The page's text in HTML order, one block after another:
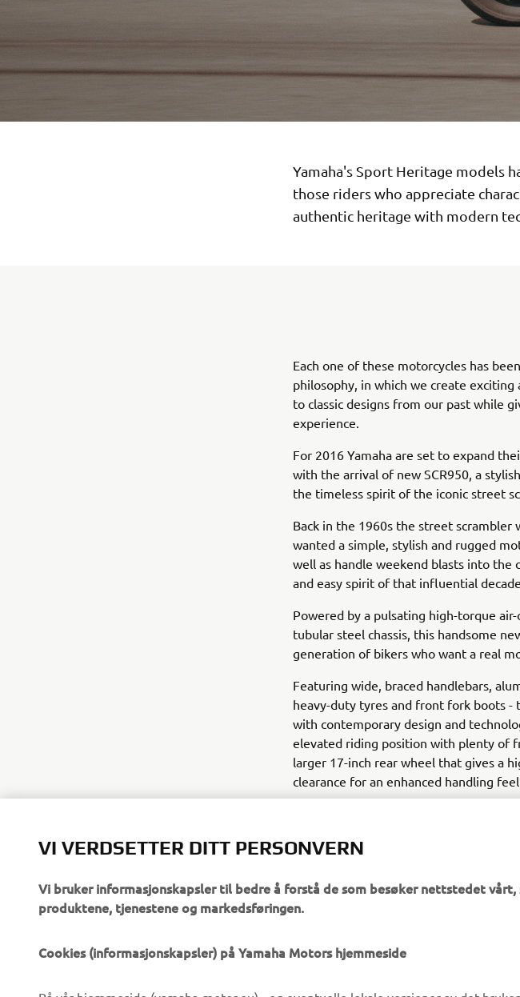
Yamaha's Sport Heritage models
those riders who appreciate
authentic heritage with modern
Each one of these motorcycles has
philosophy, in which we create
to classic designs from our past while
experience.
For 2016 Yamaha are set to expand
with the arrival of new SCR950, a
the timeless spirit of the iconic street
Back in the 1960s the street
wanted a simple, stylish and rugged
well as handle weekend blasts into
and easy spirit of that influential
Powered by a pulsating high-torque
tubular steel chassis, this handsome
generation of bikers who want a real
Featuring wide, braced handlebars,
heavy-duty tyres and front fork boots -
with contemporary design and
elevated riding position with plenty of
larger 17-inch rear wheel that gives a
clearance for an enhanced handling
VI VERDSETTER DITT PERSONVERN
Vi bruker informasjonskapsler til bedre å forstå de som besøker nettstedet
produktene, tjenestene og markedsføringen.
Cookies (informasjonskapsler) på Yamaha Motors hjemmeside